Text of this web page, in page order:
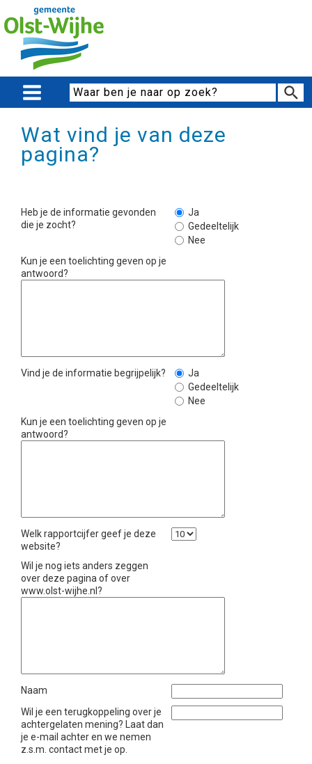
Wat vind je van deze
pagina?
Heb je de informatie gevonden
die je zocht?
Ja
Gedeeltelijk
Nee
Kun je een toelichting geven op je
antwoord?
Vind je de informatie begrijpelijk?
Ja
Gedeeltelijk
Nee
Kun je een toelichting geven op je
antwoord?
Welk rapportcijfer geef je deze
website?
Wil je nog iets anders zeggen
over deze pagina of over
www.olst-wijhe.nl?
Naam
Wil je een terugkoppeling over je
achtergelaten mening? Laat dan
je e-mail achter en we nemen
z.s.m. contact met je op.